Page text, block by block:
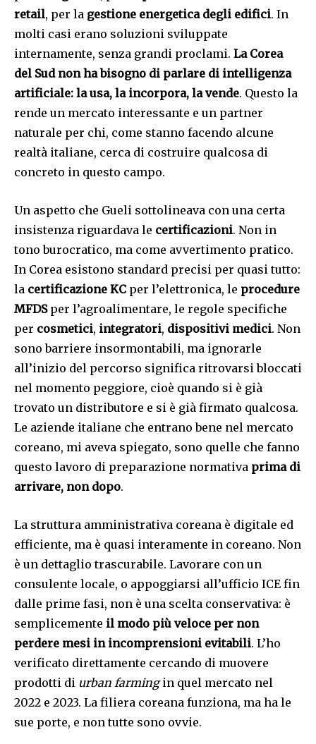
retail, per la gestione energetica degli edifici. In
molti casi erano soluzioni sviluppate
internamente, senza grandi proclami. La Corea
del Sud non ha bisogno di parlare di intelligenza
artificiale: la usa, la incorpora, la vende. Questo la
rende un mercato interessante e un partner
naturale per chi, come stanno facendo alcune
realtà italiane, cerca di costruire qualcosa di
concreto in questo campo.
Un aspetto che Gueli sottolineava con una certa
insistenza riguardava le certificazioni. Non in
tono burocratico, ma come avvertimento pratico.
In Corea esistono standard precisi per quasi tutto:
la certificazione KC per l’elettronica, le procedure
MFDSper l’agroalimentare, le regole specifiche
per cosmetici, integratori, dispositivi medici. Non
sono barriere insormontabili, ma ignorarle
all’inizio del percorso significa ritrovarsi bloccati
nel momento peggiore, cioè quando si è già
trovato un distributore e si è già firmato qualcosa.
Le aziende italiane che entrano bene nel mercato
coreano, mi aveva spiegato, sono quelle che fanno
questo lavoro di preparazione normativa prima di
arrivare, non dopo.
La struttura amministrativa coreana è digitale ed
efficiente, ma è quasi interamente in coreano. Non
è un dettaglio trascurabile. Lavorare con un
consulente locale, o appoggiarsi all’ufficio ICE fin
dalle prime fasi, non è una scelta conservativa: è
semplicemente il modo più veloce per non
perdere mesi in incomprensioni evitabili. L’ho
verificato direttamente cercando di muovere
prodotti di urban farmingin quel mercato nel
2022 e 2023. La filiera coreana funziona, ma ha le
sue porte, e non tutte sono ovvie.